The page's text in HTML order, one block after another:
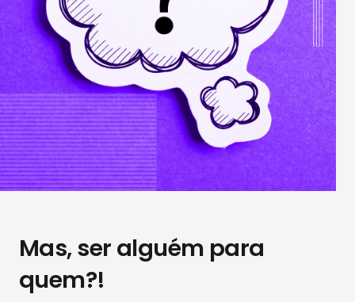
Mas, ser alguém para
quem?!